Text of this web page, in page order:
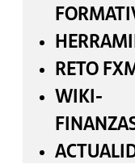
RETO
WIKI-